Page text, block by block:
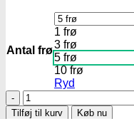
Antal frø
1 frø
3 frø
5 frø
10 frø
Ryd
Blackberry
Auto
Tilføj til kurv Køb nu